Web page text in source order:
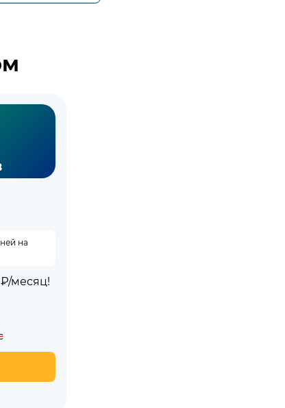
на
месяц!